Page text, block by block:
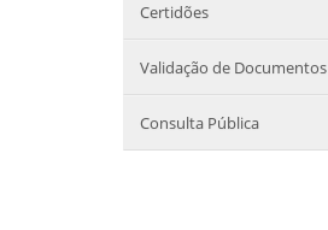
Certidões
Validação de Documentos
Consulta Pública